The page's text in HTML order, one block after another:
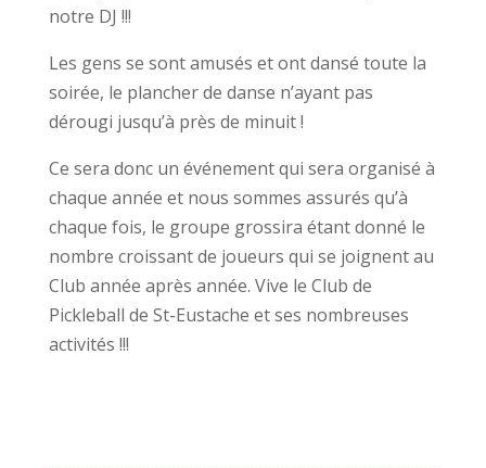
notre DJ !!!
Les gens se sont amusés et ont dansé toute la
soirée, le plancher de danse n’ayant pas
dérougi jusqu’à près de minuit !
Ce sera donc un événement qui sera organisé à
chaque année et nous sommes assurés qu’à
chaque fois, le groupe grossira étant donné le
nombre croissant de joueurs qui se joignent au
Club année après année. Vive le Club de
Pickleball de St-Eustache et ses nombreuses
activités !!!